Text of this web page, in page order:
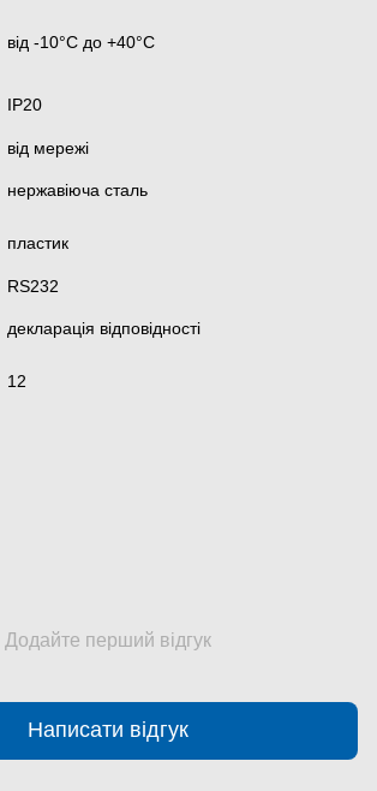
від -10°С до +40°С
IP20
від мережі
нержавіюча сталь
пластик
RS232
декларація відповідності
12
Додайте перший відгук
Написати відгук